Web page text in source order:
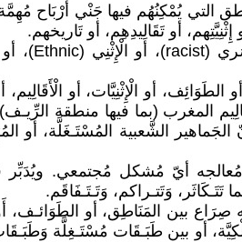
التي يُمْكِنُهُم فيها جَنْي أَرْبَاح
أو تَقَالِيدِهِم، أو تَاريخهم.
أو الْإِثْنِيَّات، أو
(بما فيها منطقة
الجَماهير الشَّعبية
أيّ مُشكل مُجتمعي. ويُدَبِّر
تَتَـكَاثَر، وَتَتـراكم، وَتَـتَـفَاقَم.
المَنَاطِق، أو الطَوَائـف، أَو
أو بين طَبَـقَات مُسْتَـغِلَّة